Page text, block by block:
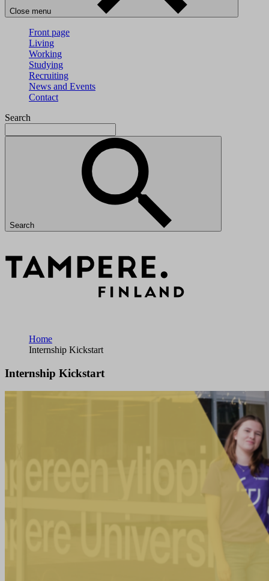
Close menu
Front page
Living
Working
Studying
Recruiting
News and Events
Contact
Search
Search
Home
Internship Kickstart
Internship Kickstart